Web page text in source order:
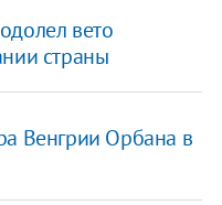
вето
страны
Венгрии Орбана в